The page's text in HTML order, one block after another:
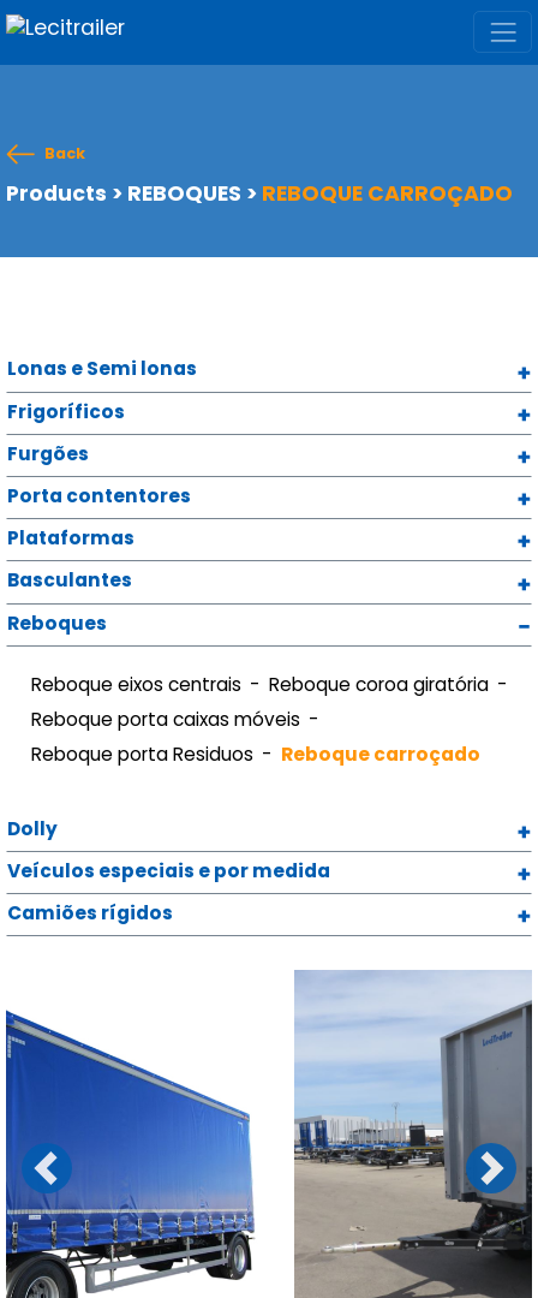
Back
Products > REBOQUES > REBOQUE CARROÇADO
Lonas e Semi lonas
Frigoríficos
Furgões
Porta contentores
Plataformas
Basculantes
Reboques
Reboque eixos centrais
Reboque coroa giratória
Reboque porta caixas móveis
Reboque porta Residuos
Reboque carroçado
Dolly
Veículos especiais e por medida
Camiões rígidos
Previous Next